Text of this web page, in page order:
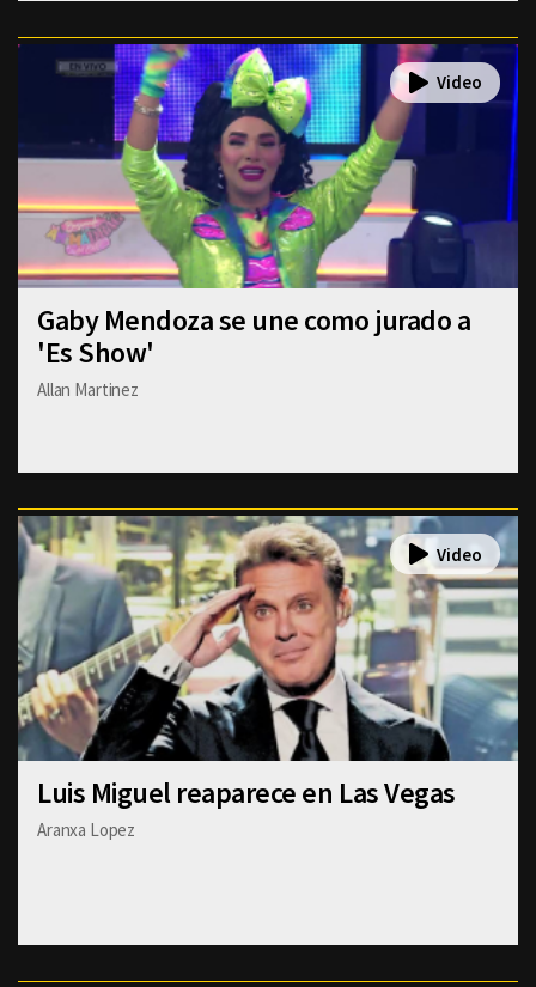
Gaby Mendoza se une como jurado a
'Es Show'
Allan Martinez
Luis Miguel reaparece en Las Vegas
Aranxa Lopez